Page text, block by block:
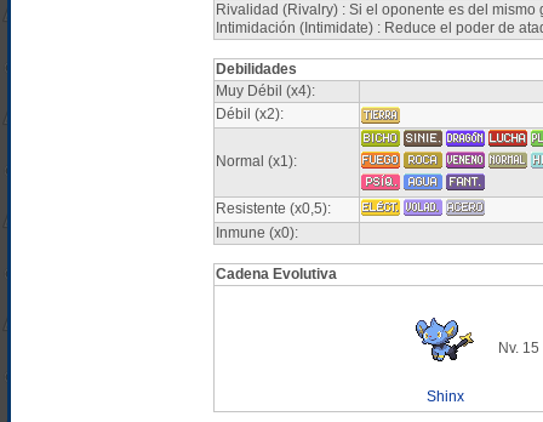
Rivalidad (Rivalry) : Si el oponente es del mismo
Intimidación (Intimidate) : Reduce el poder de
Debilidades
Muy Débil (x4):
Débil (x2):
Normal (x1):
Resistente (x0,5):
Inmune (x0):
Cadena Evolutiva
Shinx
Nv. 15